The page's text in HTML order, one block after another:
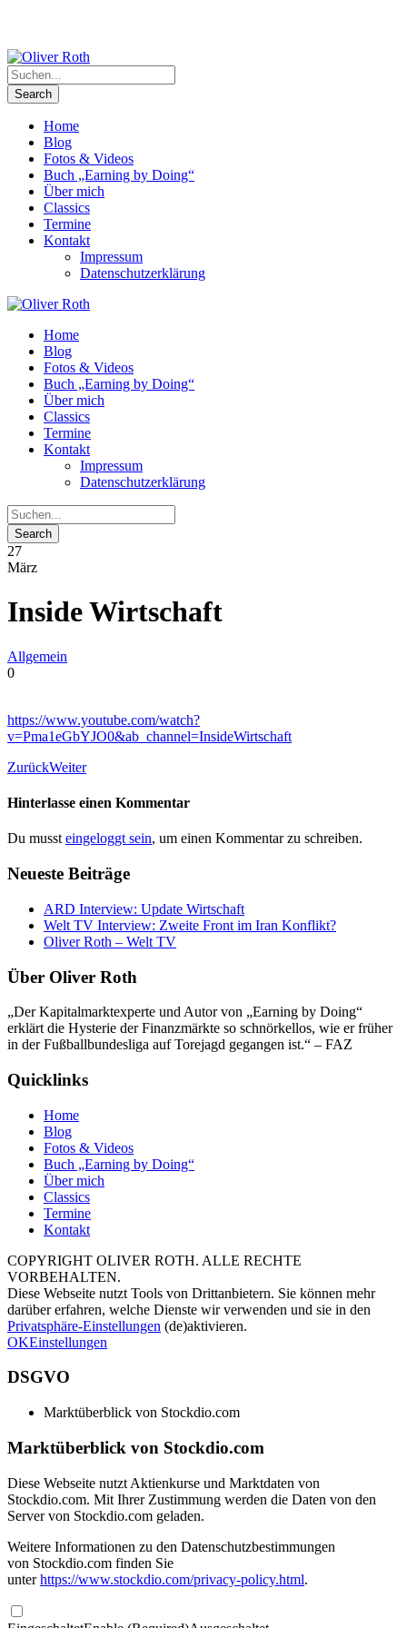
Home
Blog
Fotos & Videos
Buch „Earning by Doing“
Über mich
Classics
Termine
Kontakt
Impressum
Datenschutzerklärung
Home
Blog
Fotos & Videos
Buch „Earning by Doing“
Über mich
Classics
Termine
Kontakt
Impressum
Datenschutzerklärung
27
März
Inside Wirtschaft
Allgemein
0
https://www.youtube.com/watch?
v=Pma1eGbYJO0&ab_channel=InsideWirtschaft
ZurückWeiter
Hinterlasse einen Kommentar
Du mussteingeloggt sein, um einen Kommentar zu schreiben.
Neueste Beiträge
ARD Interview: Update Wirtschaft
Welt TV Interview: Zweite Front im Iran Konflikt?
Oliver Roth – Welt TV
Über Oliver Roth
„Der Kapitalmarktexperte und Autor von „Earning by Doing“
erklärt die Hysterie der Finanzmärkte so schnörkellos, wie er früher
in der Fußballbundesliga auf Torejagd gegangen ist.“ – FAZ
Quicklinks
Home
Blog
Fotos & Videos
Buch „Earning by Doing“
Über mich
Classics
Termine
Kontakt
COPYRIGHT OLIVER ROTH. ALLE RECHTE
VORBEHALTEN.
Diese Webseite nutzt Tools von Drittanbietern. Sie können mehr
darüber erfahren, welche Dienste wir verwenden und sie in den
Privatsphäre-Einstellungen (de)aktivieren.
OKEinstellungen
DSGVO
Marktüberblick von Stockdio.com
Marktüberblick von Stockdio.com
Diese Webseite nutzt Aktienkurse und Marktdaten von
Stockdio.com. Mit Ihrer Zustimmung werden die Daten von den
Server von Stockdio.com geladen.
Weitere Informationen zu den Datenschutzbestimmungen
von Stockdio.com finden Sie
unterhttps://www.stockdio.com/privacy-policy.html.